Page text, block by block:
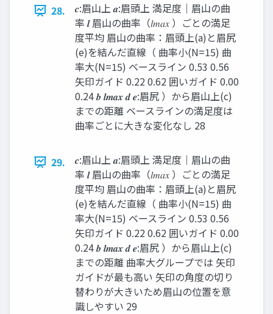
28.
𝒄:眉山上 𝒂:眉頭上 満足度｜眉山の曲
率 𝒍 眉山の曲率（𝑙𝑚𝑎𝑥 ）ごとの満足
度平均 眉山の曲率：眉頭上(a)と眉尻
(e)を結んだ直線（ 曲率小(N=15) 曲
率大(N=15) ベースライン 0.53 0.56
矢印ガイド 0.22 0.62 囲いガイド 0.00
0.24 𝒃 𝒍𝒎𝒂𝒙 𝒅 𝒆:眉尻 ）から眉山上(c)
までの距離 ベースラインの満足度は
曲率ごとに大きな変化なし 28
29.
𝒄:眉山上 𝒂:眉頭上 満足度｜眉山の曲
率 𝒍 眉山の曲率（𝑙𝑚𝑎𝑥 ）ごとの満足
度平均 眉山の曲率：眉頭上(a)と眉尻
(e)を結んだ直線（ 曲率小(N=15) 曲
率大(N=15) ベースライン 0.53 0.56
矢印ガイド 0.22 0.62 囲いガイド 0.00
0.24 𝒃 𝒍𝒎𝒂𝒙 𝒅 𝒆:眉尻 ）から眉山上(c)
までの距離 曲率大グループでは 矢印
ガイドが最も高い 矢印の角度の切り
替わりが大きいため眉山の位置を意
識しやすい 29